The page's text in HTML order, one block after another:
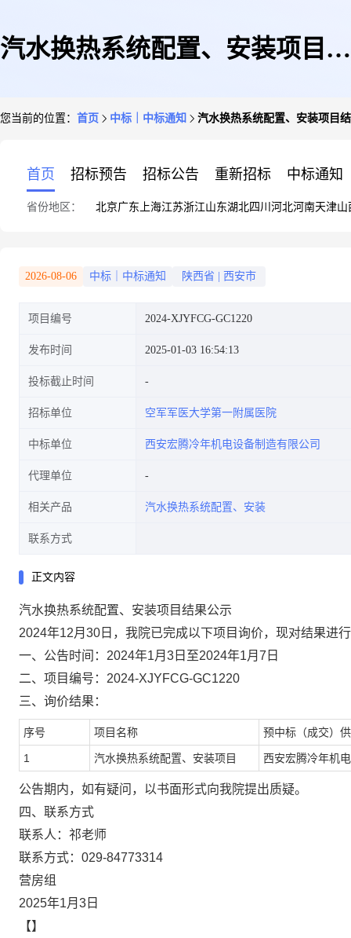
汽水换热系统配置、安装项目结
您当前的位置： 首页 中标｜中标通知 汽水换热系统配置、安装项目
首页 招标预告 招标公告 重新招标 中标通知
省份地区： 北京广东 上海江苏浙江山东湖北四川 河北河南天津山
2026-08-06 中标｜中标通知 陕西省 西安市
项目编号 2024-XJYFCG-GC1220
发布时间 2025-01-03 16:54:13
投标截止时间
招标单位 空军军医大学第一附属医院
中标单位 西安宏腾冷年机电设备制造有限公司
代理单位
相关产品 汽水换热系统配置、安装
联系方式
正文内容
汽水换热系统配置、安装项目结果公示
2024年12月30日，我院已完成以下项目询价，现对结果进
一、公告时间：2024年1月3日至2024年1月7日
二、项目编号：2024-XJYFCG-GC1220
三、询价结果：
序号 项目名称 预中标（成交）
1 汽水换热系统配置、安装项目 西安宏腾冷年机
公告期内，如有疑问，以书面形式向我院提出质疑。
四、联系方式
联系人：祁老师
联系方式：029-84773314
营房组
2025年1月3日
【】